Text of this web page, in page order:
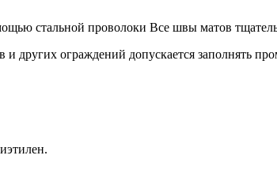
стальной проволоки Все швы матов
других ограждений допускается заполнять